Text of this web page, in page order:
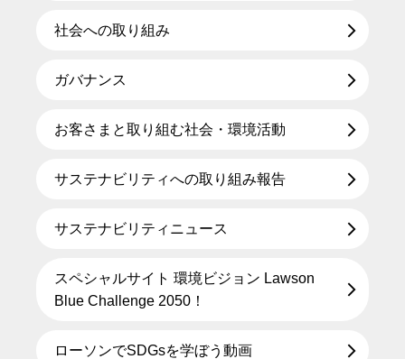
社会への取り組み
ガバナンス
お客さまと取り組む社会・環境活動
サステナビリティへの取り組み報告
サステナビリティニュース
スペシャルサイト 環境ビジョン Lawson
Blue Challenge 2050！
ローソンでSDGsを学ぼう動画